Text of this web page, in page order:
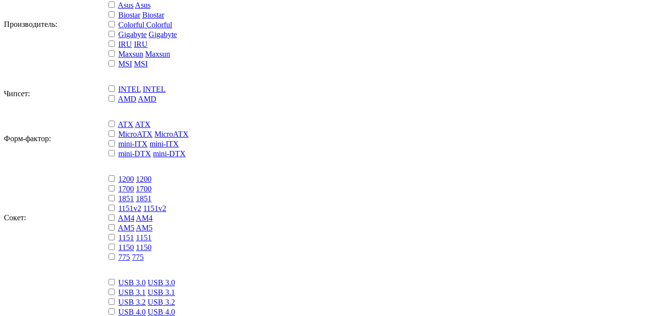
Производитель:
Asus Asus
Biostar Biostar
Colorful Colorful
Gigabyte Gigabyte
IRU IRU
Maxsun Maxsun
MSI MSI
Чипсет:
INTEL INTEL
AMD AMD
Форм-фактор:
ATX ATX
MicroATX MicroATX
mini-ITX mini-ITX
mini-DTX mini-DTX
Сокет:
1200 1200
1700 1700
1851 1851
1151v2 1151v2
AM4 AM4
AM5 AM5
1151 1151
1150 1150
775 775
USB 3.0 USB 3.0
USB 3.1 USB 3.1
USB 3.2 USB 3.2
USB 4.0 USB 4.0